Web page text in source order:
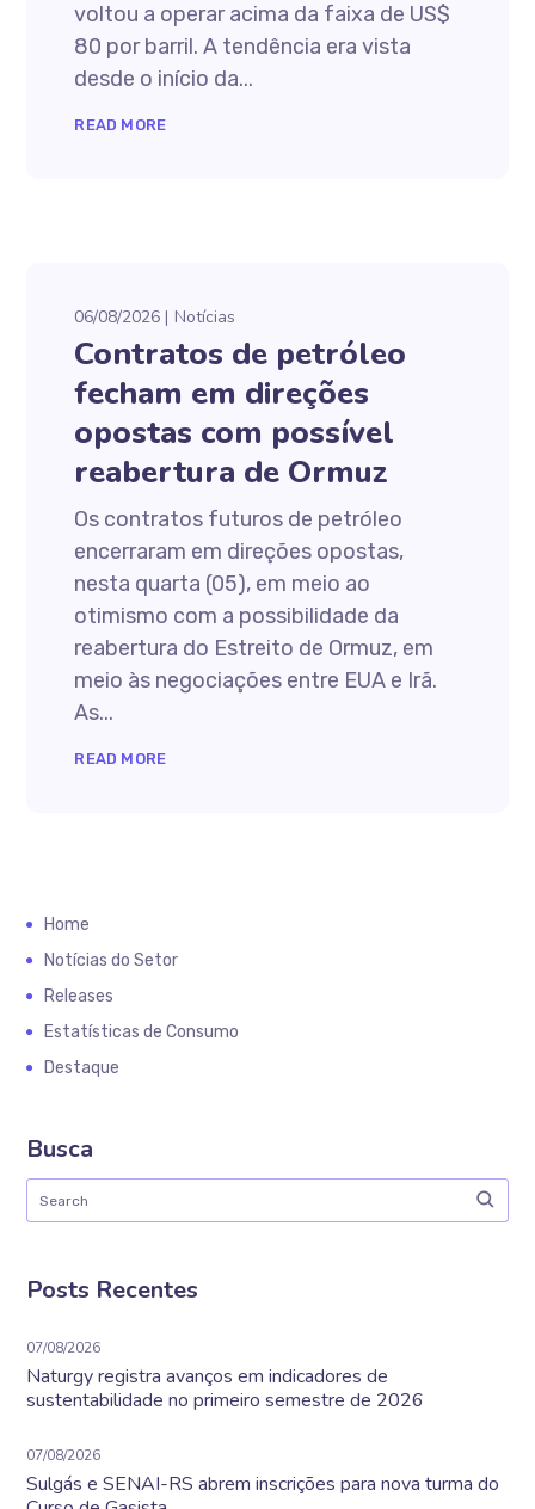
voltou a operar acima da faixa de US$
80 por barril. A tendência era vista
desde o início da...
READ MORE
06/08/2026 Notícias
Contratos de petróleo
fecham em direções
opostas com possível
reabertura de Ormuz
Os contratos futuros de petróleo
encerraram em direções opostas,
nesta quarta (05), em meio ao
otimismo com a possibilidade da
reabertura do Estreito de Ormuz, em
meio às negociações entre EUA e Irã.
As...
READ MORE
Home
Notícias do Setor
Releases
Estatísticas de Consumo
Destaque
Busca
Posts Recentes
07/08/2026
Naturgy registra avanços em indicadores de
sustentabilidade no primeiro semestre de 2026
07/08/2026
Sulgás e SENAI-RS abrem inscrições para nova turma do